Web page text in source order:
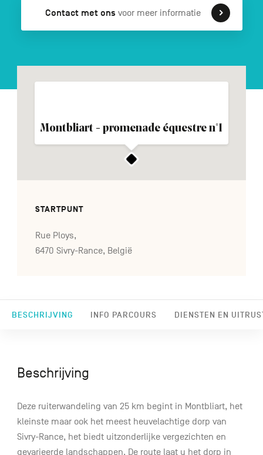
Contact met ons voor meer informatie
BESCHRIJVING INFO PARCOURS DIENSTEN EN
Montbliart - promenade équestre n°1
STARTPUNT
Rue Ploys,
6470 Sivry-Rance, België
Beschrijving
Deze ruiterwandeling van 25 km begint in Montbliart, het
kleinste maar ook het meest heuvelachtige dorp van
Sivry-Rance, het biedt uitzonderlijke vergezichten en
gevarieerde landschappen. De route laat u het dorp in